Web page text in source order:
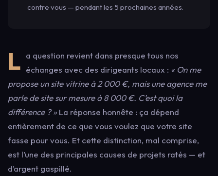
contre vous — pendant les 5 prochaines années.
L a question revient dans presque tous nos
échanges avec des dirigeants locaux : « On me
propose un site vitrine à 2 000 €, mais une agence me
parle de site sur mesure à 8 000 €. C’est quoi la
différence ? » La réponse honnête : ça dépend
entièrement de ce que vous voulez que votre site
fasse pour vous. Et cette distinction, mal comprise,
est l’une des principales causes de projets ratés — et
d’argent gaspillé.